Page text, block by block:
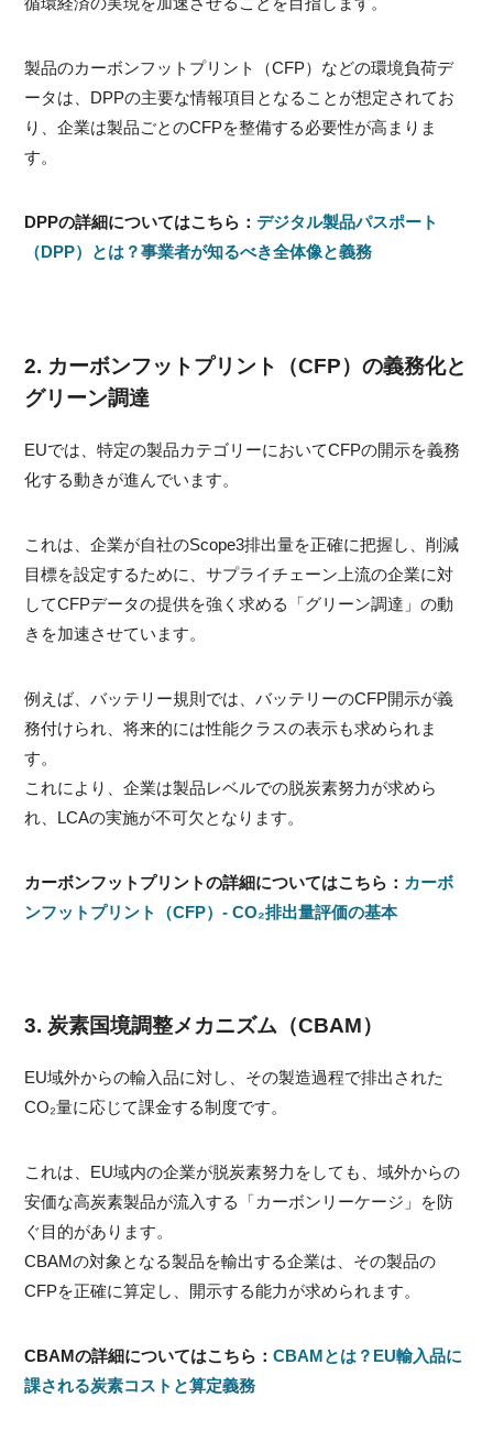
製品のカーボンフットプリント（CFP）などの環境負荷デ
ータは、DPPの主要な情報項目となることが想定されてお
り、企業は製品ごとのCFPを整備する必要性が高まりま
す。
DPPの詳細についてはこちら：デジタル製品パスポート
（DPP）とは？事業者が知るべき全体像と義務
2. カーボンフットプリント（CFP）の義務化と
グリーン調達
EUでは、特定の製品カテゴリーにおいてCFPの開示を義務
化する動きが進んでいます。
これは、企業が自社のScope3排出量を正確に把握し、削減
目標を設定するために、サプライチェーン上流の企業に対
してCFPデータの提供を強く求める「グリーン調達」の動
きを加速させています。
例えば、バッテリー規則では、バッテリーのCFP開示が義
務付けられ、将来的には性能クラスの表示も求められま
す。
これにより、企業は製品レベルでの脱炭素努力が求めら
れ、LCAの実施が不可欠となります。
カーボンフットプリントの詳細についてはこちら： カーボ
ンフットプリント（CFP）- CO₂排出量評価の基本
3. 炭素国境調整メカニズム（CBAM）
EU域外からの輸入品に対し、その製造過程で排出された
CO₂量に応じて課金する制度です。
これは、EU域内の企業が脱炭素努力をしても、域外からの
安価な高炭素製品が流入する「カーボンリーケージ」を防
ぐ目的があります。
CBAMの対象となる製品を輸出する企業は、その製品の
CFPを正確に算定し、開示する能力が求められます。
CBAMの詳細についてはこちら：CBAMとは？EU輸入品に
課される炭素コストと算定義務